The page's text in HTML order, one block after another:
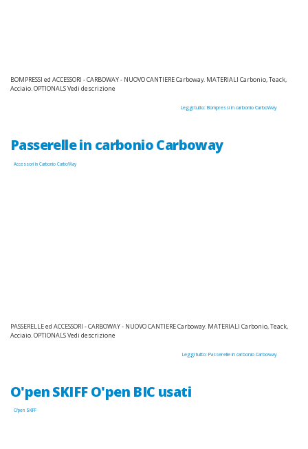
BOMPRESSI ed ACCESSORI - CARBOWAY - NUOVO CANTIERE Carboway. MATERIALI Carbonio, Teack,
Acciaio. OPTIONALS Vedi descrizione
Leggi tutto: Bompressi in carbonio CarboWay
Passerelle in carbonio Carboway
Accessori in Carbonio CarboWay
PASSERELLE ed ACCESSORI - CARBOWAY - NUOVO CANTIERE Carboway. MATERIALI Carbonio, Teack,
Acciaio. OPTIONALS Vedi descrizione
Leggi tutto: Passerelle in carbonio Carboway
O'pen SKIFF O'pen BIC usati
O'pen SKIFF